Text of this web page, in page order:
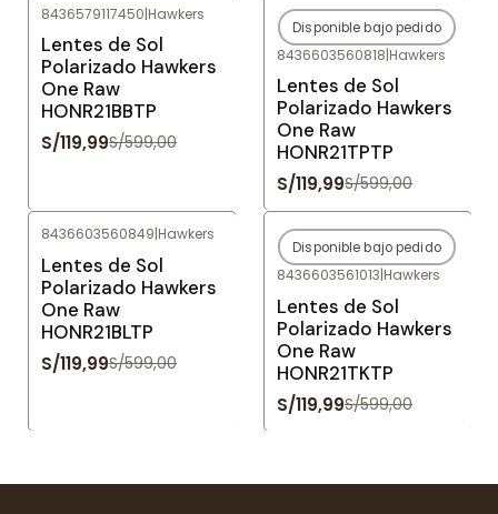
8436579117450|Hawkers
Lentes de Sol
Polarizado Hawkers
One Raw
HONR21BBTP
S/119,99S/599,00
-80%OFF
Agotado
Disponible bajo pedido
8436603560818|Hawkers
Lentes de Sol
Polarizado Hawkers
One Raw
HONR21TPTP
S/119,99S/599,00
8436603560849|Hawkers
Lentes de Sol
Polarizado Hawkers
One Raw
HONR21BLTP
S/119,99S/599,00
-80%OFF
Agotado
Disponible bajo pedido
8436603561013|Hawkers
Lentes de Sol
Polarizado Hawkers
One Raw
HONR21TKTP
S/119,99S/599,00